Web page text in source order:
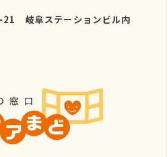
21 岐阜ステーションビル内